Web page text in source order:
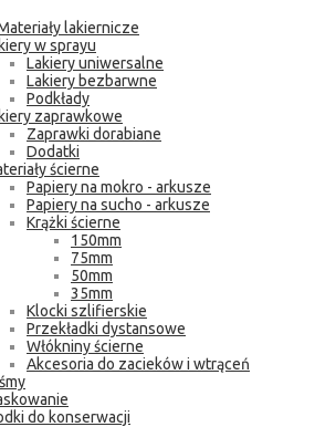
lakiernicze
w sprayu
Lakiery uniwersalne
Lakiery bezbarwne
Podkłady
zaprawkowe
Zaprawki dorabiane
Dodatki
ścierne
Papiery na mokro - arkusze
Papiery na sucho - arkusze
Krążki ścierne
150mm
75mm
50mm
35mm
Klocki szlifierskie
Przekładki dystansowe
Włókniny ścierne
Akcesoria do zacieków i wtrąceń
do konserwacji